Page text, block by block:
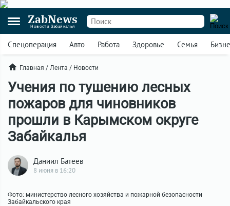
ZabNews
Новости Забайкалья
Спецоперация Авто Работа Здоровье Семья
Главная / Лента / Новости
Учения по тушению лесных
пожаров для чиновников
прошли в Карымском округе
Забайкалья
Даниил Батеев
8 июня в 16:20
Фото: министерство лесного хозяйства и пожарной безопасности
Забайкальского края